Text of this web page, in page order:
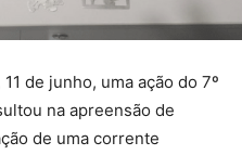
de junho, uma ação do 7º
na apreensão de
de uma corrente